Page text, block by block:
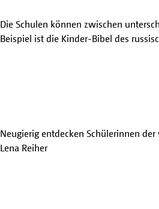
Die Schulen können zwischen
Beispiel ist die Kinder-Bibel des
Neugierig entdecken Schülerinnen
Lena Reiher